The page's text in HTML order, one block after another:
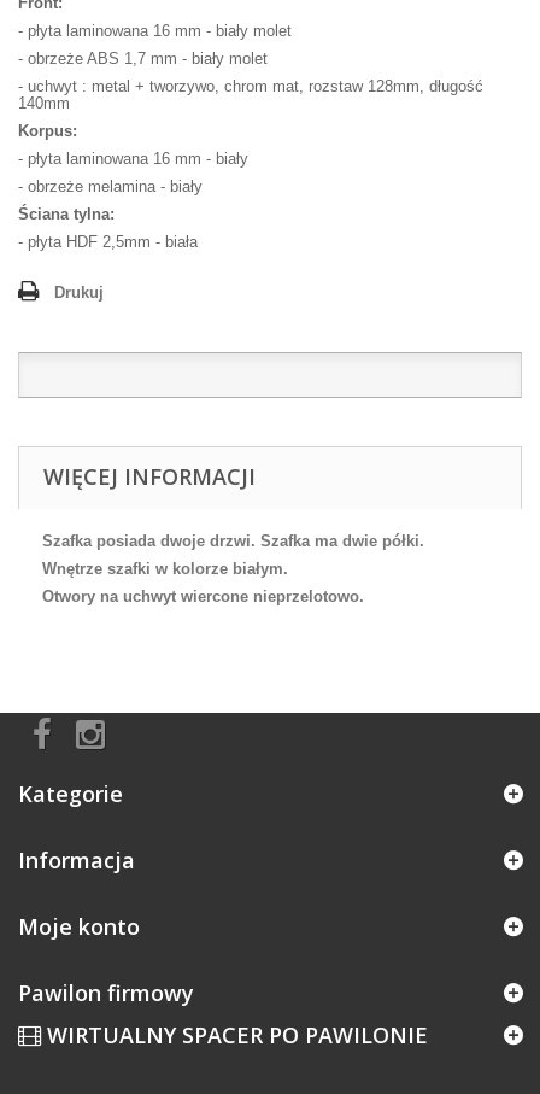
- płyta laminowana 16 mm - biały molet
- obrzeże ABS 1,7 mm - biały molet
- uchwyt : metal + tworzywo, chrom mat, rozstaw 128mm, długość
140mm
Korpus:
- płyta laminowana 16 mm - biały
- obrzeże melamina - biały
Ściana tylna:
- płyta HDF 2,5mm - biała
Drukuj
WIĘCEJ INFORMACJI
Szafka posiada dwoje drzwi. Szafka ma dwie półki.
Wnętrze szafki w kolorze białym.
Otwory na uchwyt wiercone nieprzelotowo.
Kategorie
Informacja
Moje konto
Pawilon firmowy
WIRTUALNY SPACER PO PAWILONIE